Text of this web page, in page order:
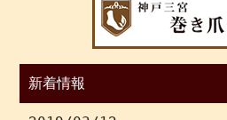
新着情報